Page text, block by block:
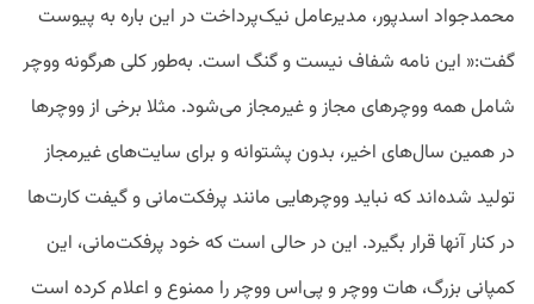
محمدجواد اسدپور،‌ مدیرعامل نیک‌پرداخت در این باره به پیوست
گفت:« این نامه شفاف نیست و گنگ است. به‌طور کلی هرگونه ووچر
شامل همه ووچرهای مجاز و غیرمجاز می‌شود. مثلا برخی از ووچرها
در همین سال‌های اخیر، بدون پشتوانه و برای سایت‌های غیرمجاز
تولید شده‌اند که نباید ووچرهایی مانند پرفکت‌مانی و گیفت کارت‌ها
در کنار آنها قرار بگیرد. این در حالی است که خود پرفکت‌مانی، این
کمپانی بزرگ، هات ووچر و پی‌اس ووچر را ممنوع و اعلام کرده است